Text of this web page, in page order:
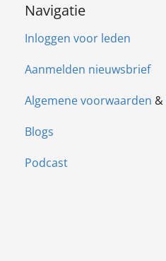
Navigatie
Inloggen voor leden
Aanmelden nieuwsbrief
Algemene voorwaarden &
Blogs
Podcast